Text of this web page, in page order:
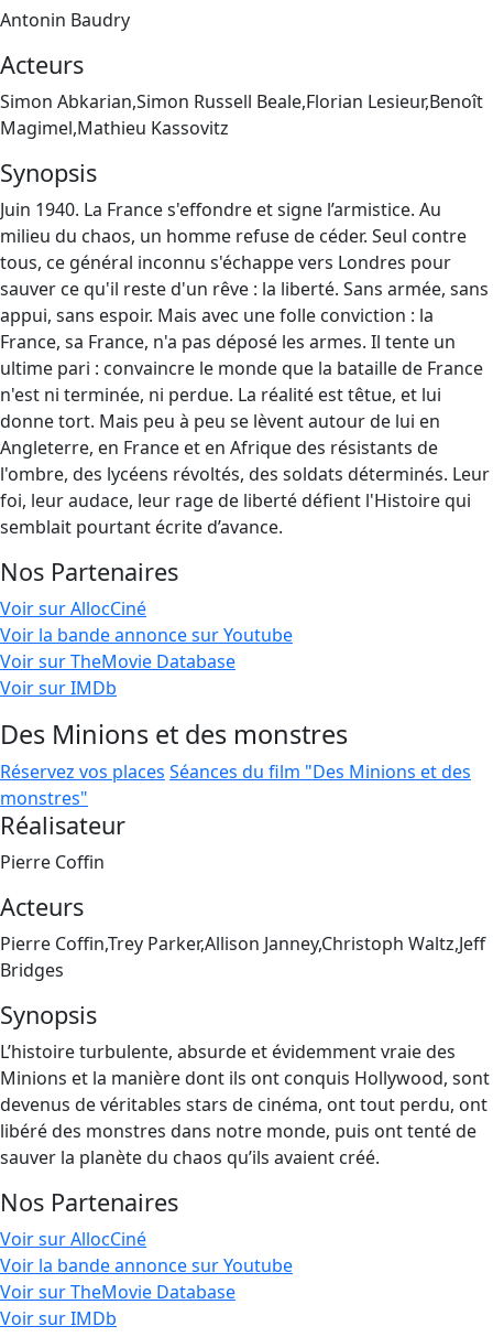
Antonin Baudry
Acteurs
Simon Abkarian,Simon Russell Beale,Florian Lesieur,Benoît
Magimel,Mathieu Kassovitz
Synopsis
Juin 1940. La France s'effondre et signe l’armistice. Au
milieu du chaos, un homme refuse de céder. Seul contre
tous, ce général inconnu s'échappe vers Londres pour
sauver ce qu'il reste d'un rêve : la liberté. Sans armée, sans
appui, sans espoir. Mais avec une folle conviction : la
France, sa France, n'a pas déposé les armes. Il tente un
ultime pari : convaincre le monde que la bataille de France
n'est ni terminée, ni perdue. La réalité est têtue, et lui
donne tort. Mais peu à peu se lèvent autour de lui en
Angleterre, en France et en Afrique des résistants de
l'ombre, des lycéens révoltés, des soldats déterminés. Leur
foi, leur audace, leur rage de liberté défient l'Histoire qui
semblait pourtant écrite d’avance.
Nos Partenaires
Voir sur AllocCiné
Voir la bande annonce sur Youtube
Voir sur TheMovie Database
Voir sur IMDb
Des Minions et des monstres
Réservez vos places Séances du film "Des Minions et des
monstres"
Réalisateur
Pierre Coffin
Acteurs
Pierre Coffin,Trey Parker,Allison Janney,Christoph Waltz,Jeff
Bridges
Synopsis
L’histoire turbulente, absurde et évidemment vraie des
Minions et la manière dont ils ont conquis Hollywood, sont
devenus de véritables stars de cinéma, ont tout perdu, ont
libéré des monstres dans notre monde, puis ont tenté de
sauver la planète du chaos qu’ils avaient créé.
Nos Partenaires
Voir sur AllocCiné
Voir la bande annonce sur Youtube
Voir sur TheMovie Database
Voir sur IMDb